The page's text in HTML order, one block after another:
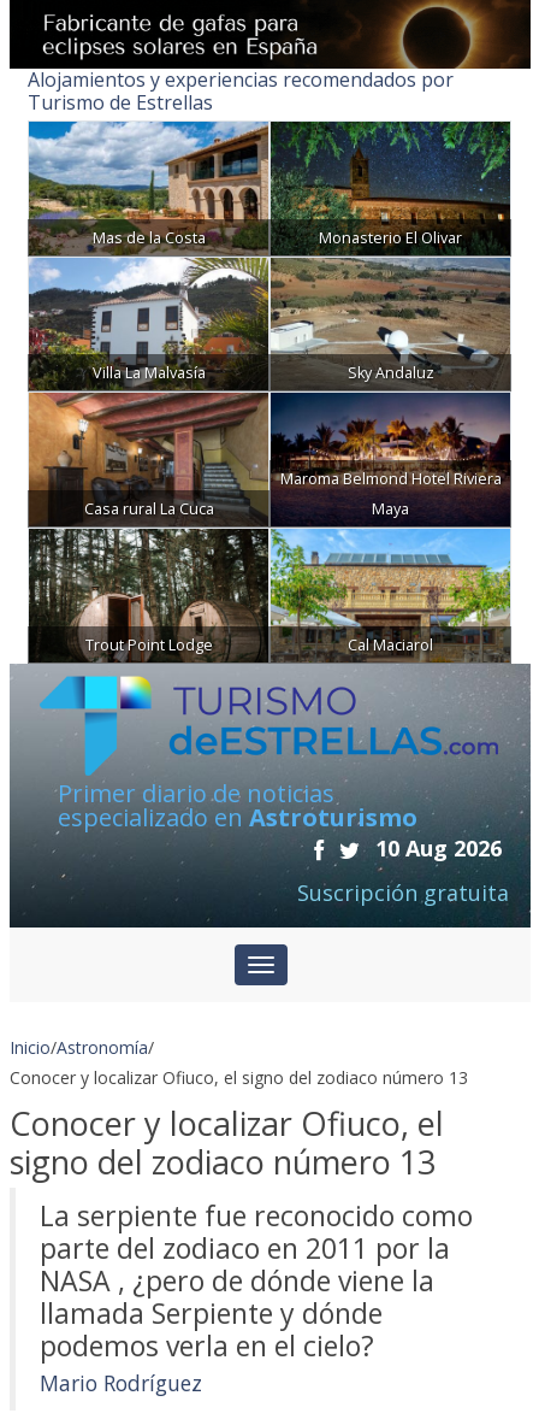
Alojamientos y experiencias recomendados por
Turismo de Estrellas
Mas de la Costa Monasterio El Olivar
Villa La Malvasía Sky Andaluz
Casa rural La Cuca
Maroma Belmond Hotel Riviera
Maya
Trout Point Lodge Cal Maciarol
Primer diario de noticias
especializado en Astroturismo
10 Aug 2026
Suscripción gratuita
Inicio/Astronomía/
Conocer y localizar Ofiuco, el signo del zodiaco número 13
Conocer y localizar Ofiuco, el
signo del zodiaco número 13
La serpiente fue reconocido como
parte del zodiaco en 2011 por la
NASA , ¿pero de dónde viene la
llamada Serpiente y dónde
podemos verla en el cielo?
Mario Rodríguez